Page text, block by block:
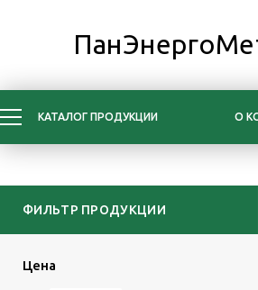
КАТАЛОГ ПРОДУКЦИИ О
ФИЛЬТР ПРОДУКЦИИ
Цена